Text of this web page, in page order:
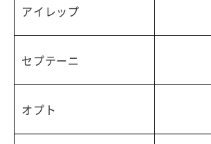
アイレップ
セプテーニ
オプト